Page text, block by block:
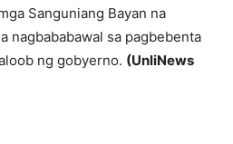
Sanguniang Bayan na
nagbababawal sa pagbebenta
ng gobyerno. (UnliNews